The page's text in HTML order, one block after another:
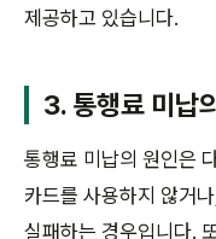
제공하고 있습니다.
3. 통행료 미납
통행료 미납의 원인은
카드를 사용하지 않거
실패하는 경우입니다.